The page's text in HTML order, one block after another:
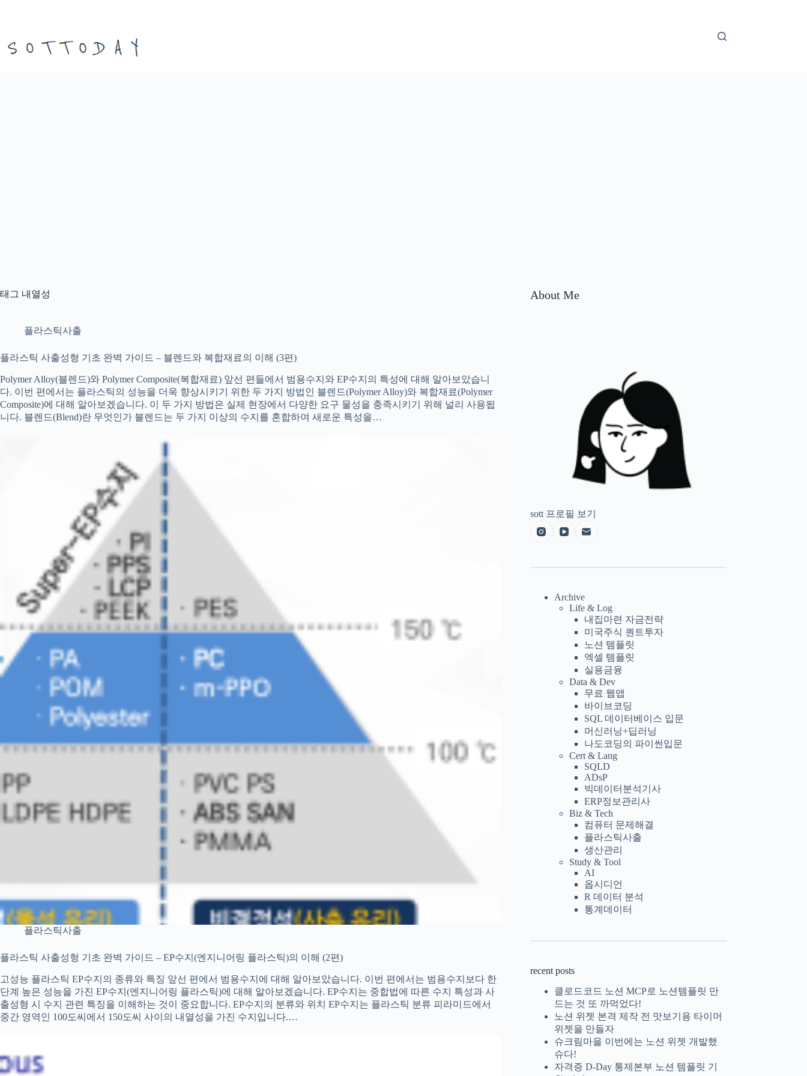
로
태그 내열성
플라스틱사출
플라스틱 사출성형 기초 완벽 가이드 – 블렌드와 복합재료의 이해 (3편)
Polymer Alloy(블렌드)와 Polymer Composite(복합재료) 앞선 편들에서 범용수지와 EP수지의 특성에 대해 알아보았습니
다. 이번 편에서는 플라스틱의 성능을 더욱 향상시키기 위한 두 가지 방법인 블렌드(Polymer Alloy)와 복합재료(Polymer
Composite)에 대해 알아보겠습니다. 이 두 가지 방법은 실제 현장에서 다양한 요구 물성을 충족시키기 위해 널리 사용됩
니다. 블렌드(Blend)란 무엇인가 블렌드는 두 가지 이상의 수지를 혼합하여 새로운 특성을…
플라스틱사출
플라스틱 사출성형 기초 완벽 가이드 – EP수지(엔지니어링 플라스틱)의 이해 (2편)
고성능 플라스틱 EP수지의 종류와 특징 앞선 편에서 범용수지에 대해 알아보았습니다. 이번 편에서는 범용수지보다 한
단계 높은 성능을 가진 EP수지(엔지니어링 플라스틱)에 대해 알아보겠습니다. EP수지는 중합법에 따른 수지 특성과 사
출성형 시 수지 관련 특징을 이해하는 것이 중요합니다. EP수지의 분류와 위치 EP수지는 플라스틱 분류 피라미드에서
중간 영역인 100도씨에서 150도씨 사이의 내열성을 가진 수지입니다.…
About Me
sott 프로필 보기
Archive
Life & Log
내집마련 자금전략
미국주식 퀀트투자
노션 템플릿
엑셀 템플릿
실용금융
Data & Dev
무료 웹앱
바이브코딩
SQL 데이터베이스 입문
머신러닝+딥러닝
나도코딩의 파이썬입문
Cert & Lang
SQLD
ADsP
빅데이터분석기사
ERP정보관리사
Biz & Tech
컴퓨터 문제해결
플라스틱사출
생산관리
Study & Tool
AI
옵시디언
R 데이터 분석
통계데이터
recent posts
클로드코드 노션 MCP로 노션템플릿 만
드는 것 또 까먹었다!
노션 위젯 본격 제작 전 맛보기용 타이머
위젯을 만들자
슈크림마을 이번에는 노션 위젯 개발했
슈다!
자격증 D-Day 통제본부 노션 템플릿 기